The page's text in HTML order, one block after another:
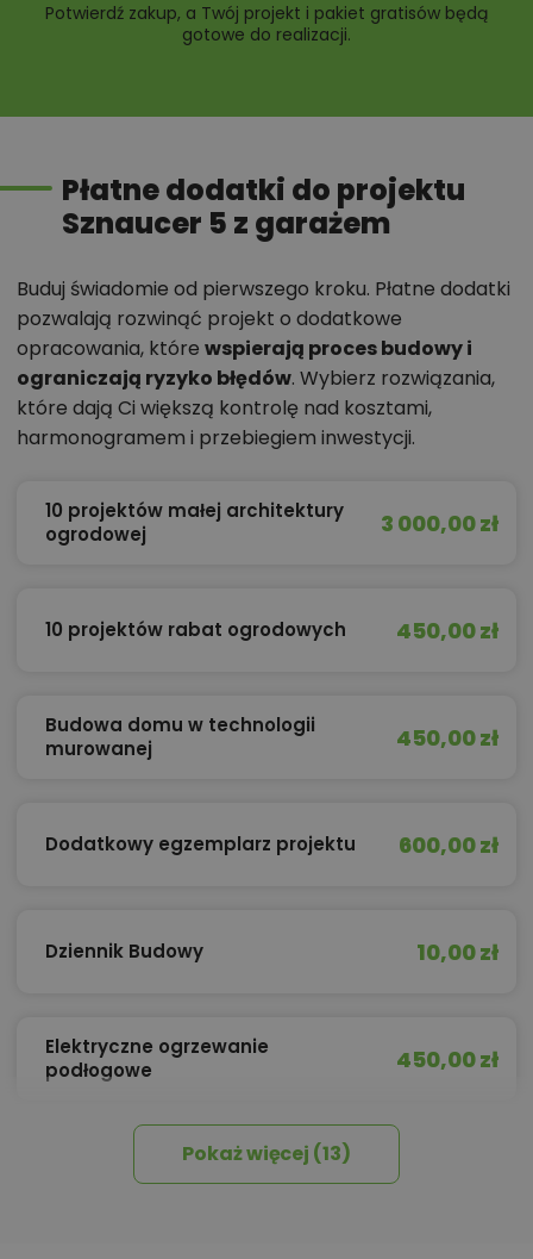
Potwierdź zakup, a Twój projekt i pakiet gratisów będą
gotowe do realizacji.
Płatne dodatki do projektu
Sznaucer 5 z garażem
Buduj świadomie od pierwszego kroku. Płatne dodatki
pozwalają rozwinąć projekt o dodatkowe
opracowania, które wspierają proces budowy i
ograniczają ryzyko błędów. Wybierz rozwiązania,
które dają Ci większą kontrolę nad kosztami,
harmonogramem i przebiegiem inwestycji.
10 projektów małej architektury
ogrodowej
3 000,00 zł
10 projektów rabat ogrodowych 450,00 zł
Budowa domu w technologii
murowanej
450,00 zł
Dodatkowy egzemplarz projektu 600,00 zł
Dziennik Budowy 10,00 zł
Elektryczne ogrzewanie
podłogowe
450,00 zł
Izolacja celulozowaPokaż więcej (13)